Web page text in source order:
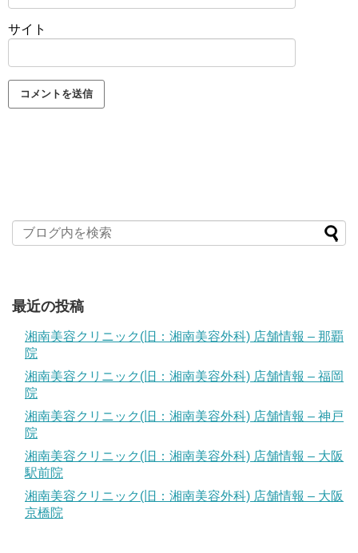
サイト
最近の投稿
湘南美容クリニック(旧：湘南美容外科) 店舗情報 – 那覇
院
湘南美容クリニック(旧：湘南美容外科) 店舗情報 – 福岡
院
湘南美容クリニック(旧：湘南美容外科) 店舗情報 – 神戸
院
湘南美容クリニック(旧：湘南美容外科) 店舗情報 – 大阪
駅前院
湘南美容クリニック(旧：湘南美容外科) 店舗情報 – 大阪
京橋院